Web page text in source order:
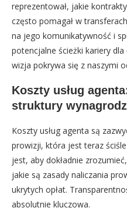
reprezentował, jakie
często pomagał w
na jego komunikatywność i
potencjalne ścieżki kariery
wizja pokrywa się z naszymi
Koszty usług
struktury
Koszty usług agenta są
prowizji, która jest teraz
jest, aby dokładnie
jakie są zasady naliczania
ukrytych opłat.
absolutnie kluczowa.